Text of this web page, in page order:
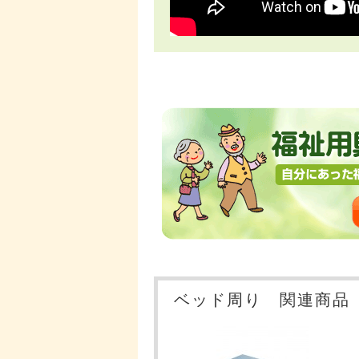
ベッド周り 関連商品